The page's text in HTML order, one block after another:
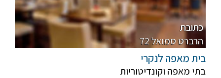
רגיל
פרווה
כתובת
72 הרברט סמואל
בית מאפה לנקרי
בתי מאפה וקונדיטוריות